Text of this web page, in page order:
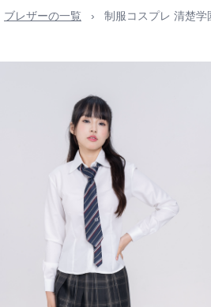
ブレザーの一覧 › 制服コスプレ 清楚学